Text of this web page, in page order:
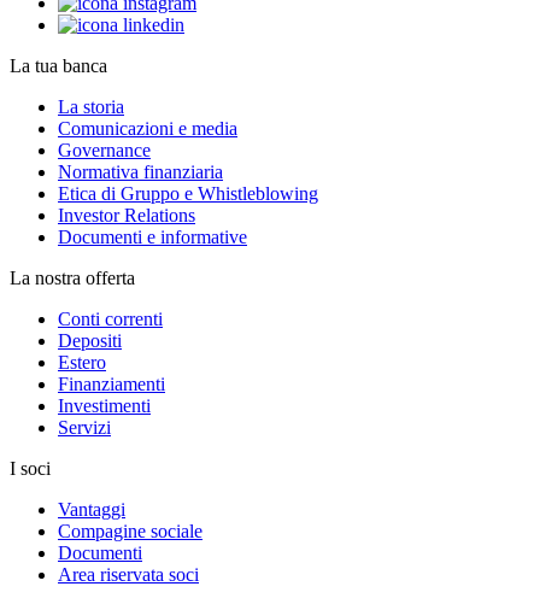
La tua banca
La storia
Comunicazioni e media
Governance
Normativa finanziaria
Etica di Gruppo e Whistleblowing
Investor Relations
Documenti e informative
La nostra offerta
Conti correnti
Depositi
Estero
Finanziamenti
Investimenti
Servizi
I soci
Vantaggi
Compagine sociale
Documenti
Area riservata soci